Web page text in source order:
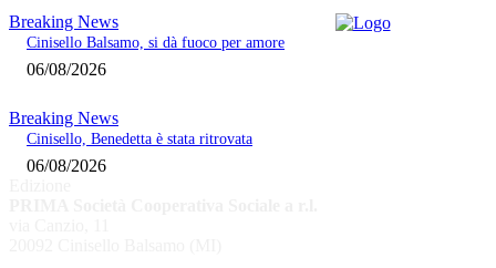
Breaking News
Cinisello Balsamo, si dà fuoco per amore
06/08/2026
Breaking News
Cinisello, Benedetta è stata ritrovata
06/08/2026